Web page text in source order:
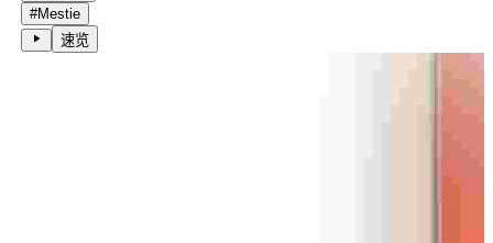
#Mestie
速览